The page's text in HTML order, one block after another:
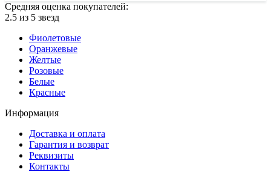
Средняя оценка покупателей:
2.5 из 5 звезд
Фиолетовые
Оранжевые
Желтые
Розовые
Белые
Красные
Информация
Доставка и оплата
Гарантия и возврат
Реквизиты
Контакты